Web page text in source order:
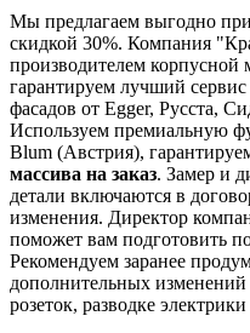
Мы предлагаем выгодно
скидкой 30%. Компания
производителем корпусной
гарантируем лучший
фасадов от Egger, Русста,
Используем премиальную
Blum (Австрия),
массива на заказ. Замер и
детали включаются в
изменения. Директор
поможет вам подготовить
Рекомендуем заранее
дополнительных
розеток, разводке